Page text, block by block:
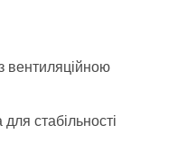
вентиляційною
стабільності